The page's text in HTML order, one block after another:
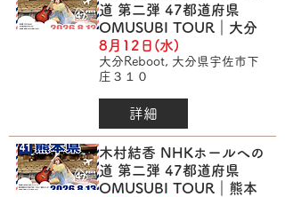
道 第二弾 47都道府県
OMUSUBI TOUR｜大分
8月12日(水)
大分Reboot, 大分県宇佐市下
庄３１０
詳細
木村結香 NHKホールへの
道 第二弾 47都道府県
OMUSUBI TOUR｜熊本